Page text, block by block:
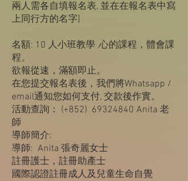
兩人需各自填報名表, 並在在報名表中寫
上同行方的名字]
名額: 10 人小班教學 ,心的課程，體會課
程。
欲報從速，滿額即止。
在您提交報名表後，我們將Whatsapp /
email通知您如何支付, 交款後作實。
活動查詢： (+852) 69324840 Anita 老
師
導師簡介:
導師: Anita 張奇麗女士
註冊護士，註冊助產士
國際認證註冊成人及兒童生命自覺